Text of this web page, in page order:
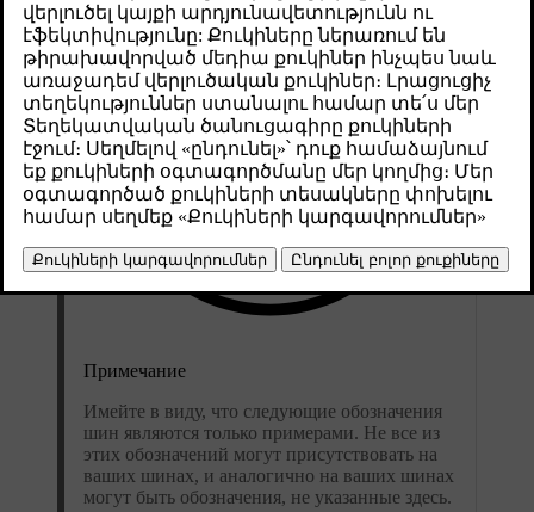
Примечание
Имейте в виду, что следующие обозначения
шин являются только примерами. Не все из
этих обозначений могут присутствовать на
ваших шинах, и аналогично на ваших шинах
могут быть обозначения, не указанные здесь.